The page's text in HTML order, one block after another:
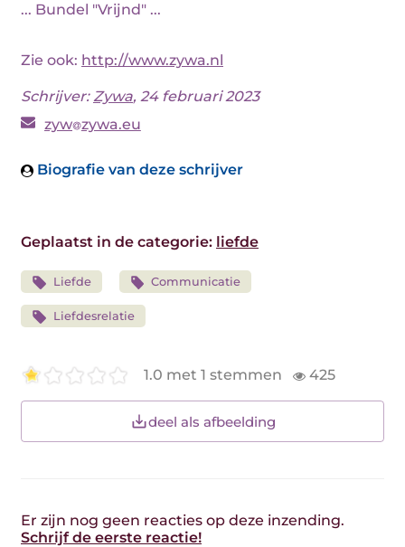
... Bundel "Vrijnd" ...
Zie ook: http://www.zywa.nl
Schrijver:Zywa, 24 februari 2023
zyw zywa.eu
Biografie van deze schrijver
Geplaatst in de categorie: liefde
Liefde Communicatie
Liefdesrelatie
1.0 met 1 stemmen 425
deel als afbeelding
Er zijn nog geen reacties op deze inzending.
Schrijf de eerste reactie!